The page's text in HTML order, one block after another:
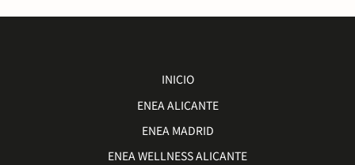
INICIO
ENEA ALICANTE
ENEA MADRID
ENEA WELLNESS ALICANTE